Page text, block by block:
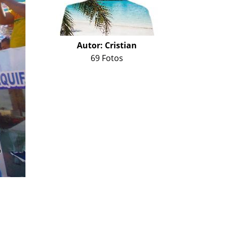
Autor: Cristian
69 Fotos